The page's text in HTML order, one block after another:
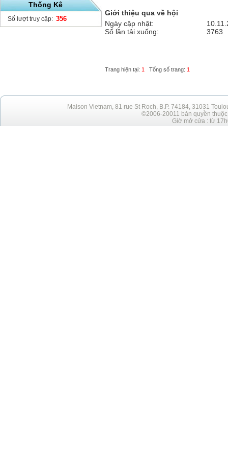
Thống Kê
Số lượt truy cập: 356
Giới thiệu qua về hội
Ngày cập nhật:
Số lần tải xuống:
3763
Trang hiện tại: 1 Tổng số trang: 1
Maison Vietnam, 81 rue St Roch, B.P. 74184, 31031
©2006-20011 bản quyền
Giờ mở cửa : từ